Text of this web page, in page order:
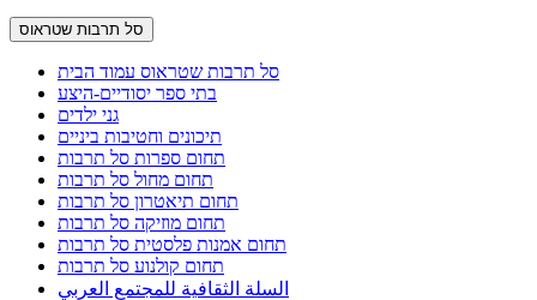
סל תרבות שטראוס
סל תרבות שטראוס עמוד הבית
בתי ספר יסודיים-היצע
גני ילדים
תיכונים וחטיבות ביניים
תחום ספרות סל תרבות
תחום מחול סל תרבות
תחום תיאטרון סל תרבות
תחום מוזיקה סל תרבות
תחום אמנות פלסטית סל תרבות
תחום קולנוע סל תרבות
السلة الثقافية للمجتمع العربي